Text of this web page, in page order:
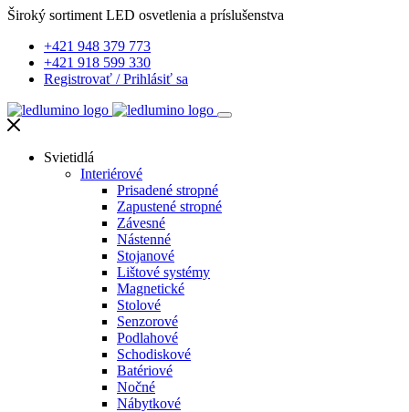
Široký sortiment LED osvetlenia a príslušenstva
+421 948 379 773
+421 918 599 330
Registrovať /Prihlásiť sa
Svietidlá
Interiérové
Prisadené stropné
Zapustené stropné
Závesné
Nástenné
Stojanové
Lištové systémy
Magnetické
Stolové
Senzorové
Podlahové
Schodiskové
Batériové
Nočné
Nábytkové